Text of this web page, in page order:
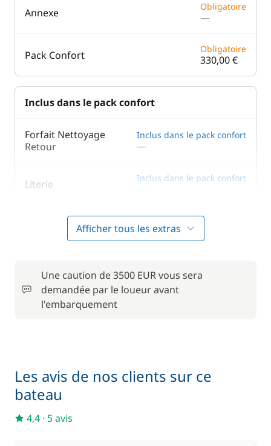
Annexe Obligatoire
—
Pack Confort Obligatoire
330,00 €
Inclus dans le pack confort
Forfait Nettoyage
Retour
Inclus dans le pack confort
—
Literie Inclus dans le pack confort
Barbecue
Parking Voitures
Rachat de Franchise
Afficher tous les extras
Une caution de 3500 EUR vous sera
demandée par le loueur avant
l'embarquement
Les avis de nos clients sur ce
bateau
4,4 · 5 avis